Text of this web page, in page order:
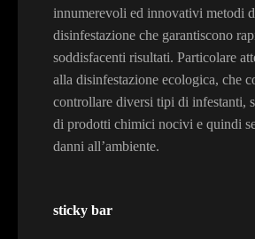
innumerevoli ed innovativi metodi
disinfestazione che garantiscono
soddisfacenti risultati. Particolare
alla disinfestazione ecologica, che
controllare diversi tipi di infestanti,
di prodotti chimici nocivi e quindi
danni all’ambiente.
sticky bar